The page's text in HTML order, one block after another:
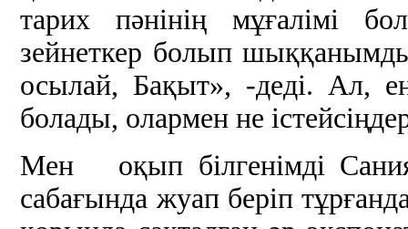
тарих пәнінің мұғалімі
зейнеткер болып
осылай, Бақыт», -деді. Ал,
болады, олармен не
Мен оқып білгенімді
сабағында жуап беріп